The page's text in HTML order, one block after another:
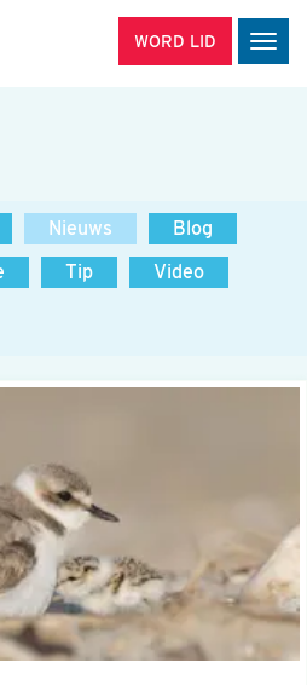
WORD LID
Nieuws
Blog
Tip
Video